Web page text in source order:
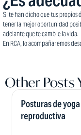
Si te han dicho que tus propios
tener la mejor oportunidad
adelante que te cambie la vida.
En RCA, lo acompañaremos
Other Posts
Posturas de
reproductiva